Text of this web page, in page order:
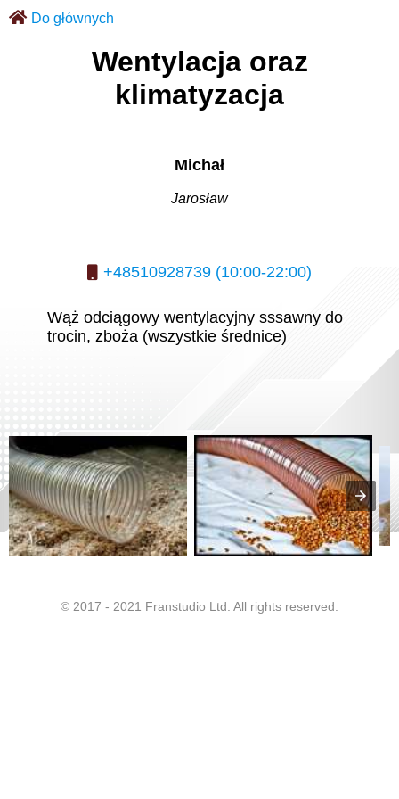
Do głównych
Wentylacja oraz
klimatyzacja
Michał
Jarosław
+48510928739 (10:00-22:00)
Wąż odciągowy wentylacyjny sssawny do
trocin, zboża (wszystkie średnice)
© 2017 - 2021 Franstudio Ltd. All rights reserved.